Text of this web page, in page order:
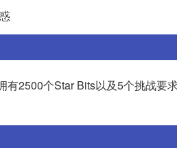
有2500个Star Bits以及5个挑战